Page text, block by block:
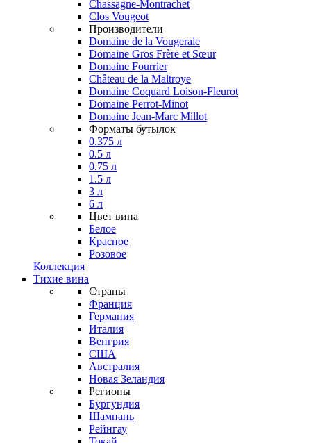
Chassagne-Montrachet
Clos Vougeot
Производители
Domaine de la Vougeraie
Domaine Gros Frère et Sœur
Domaine Fourrier
Château de la Maltroye
Domaine Coquard Loison-Fleurot
Domaine Perrot-Minot
Domaine Jean-Marc Millot
Форматы бутылок
0.375 л
0.5 л
0.75 л
1.5 л
3 л
6 л
Цвет вина
Белое
Красное
Розовое
Коллекция
Тихие вина
Страны
Франция
Германия
Италия
Венгрия
США
Австралия
Новая Зеландия
Регионы
Бургундия
Шампань
Рейнгау